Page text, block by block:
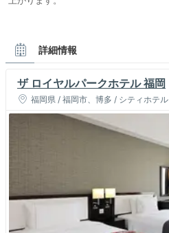
詳細情報
ザ ロイヤルパークホテル 福岡
福岡県 / 福岡市、博多 / シティホテル